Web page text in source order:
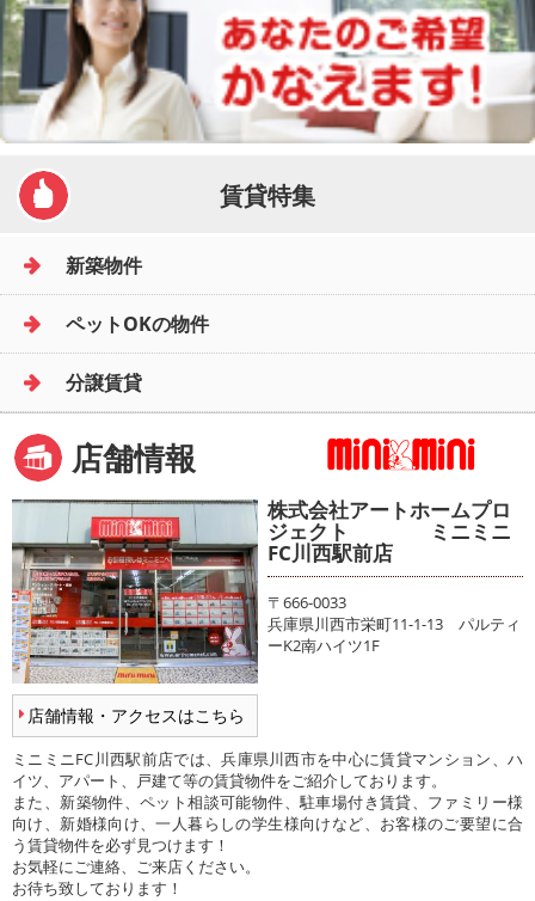
賃貸特集
新築物件
ペットOKの物件
分譲賃貸
店舗情報
店舗情報・アクセスはこちら
株式会社アートホームプロ
ジェクト ミニミニ
FC川西駅前店
〒666-0033
兵庫県川西市栄町11-1-13 パルティ
ーK2南ハイツ1F
ミニミニFC川西駅前店では、兵庫県川西市を中心に賃貸マンション、ハ
イツ、アパート、戸建て等の賃貸物件をご紹介しております。
また、新築物件、ペット相談可能物件、駐車場付き賃貸、ファミリー様
向け、新婚様向け、一人暮らしの学生様向けなど、お客様のご要望に合
う賃貸物件を必ず見つけます！
お気軽にご連絡、ご来店ください。
お待ち致しております！